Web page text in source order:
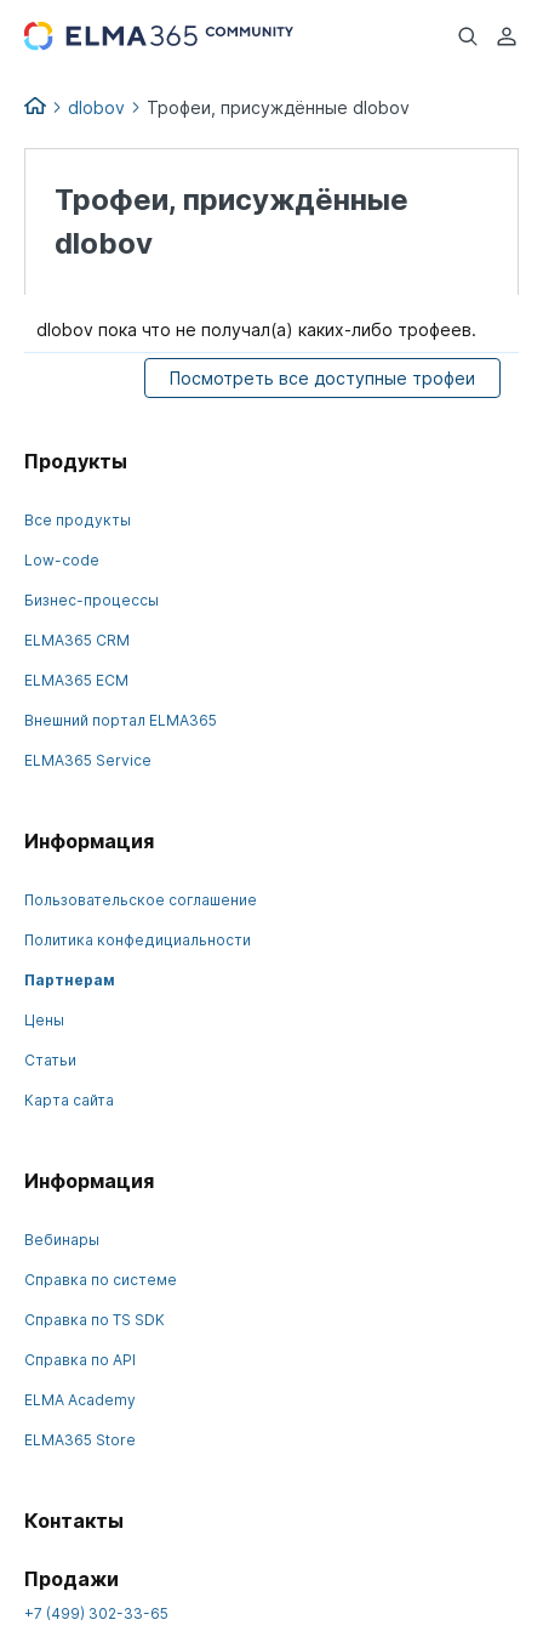
...
dlobov Трофеи, присуждённые dlobov
Трофеи, присуждённые
dlobov
dlobov пока что не получал(а) каких-либо трофеев.
Посмотреть все доступные трофеи
Продукты
Все продукты
Low-code
Бизнес-процессы
ELMA365 CRM
ELMA365 ECM
Внешний портал ELMA365
ELMA365 Service
Информация
Пользовательское соглашение
Политика конфедициальности
Партнерам
Цены
Статьи
Карта сайта
Информация
Вебинары
Справка по системе
Справка по TS SDK
Справка по API
ELMA Academy
ELMA365 Store
Контакты
Продажи
+7 (499) 302-33-65